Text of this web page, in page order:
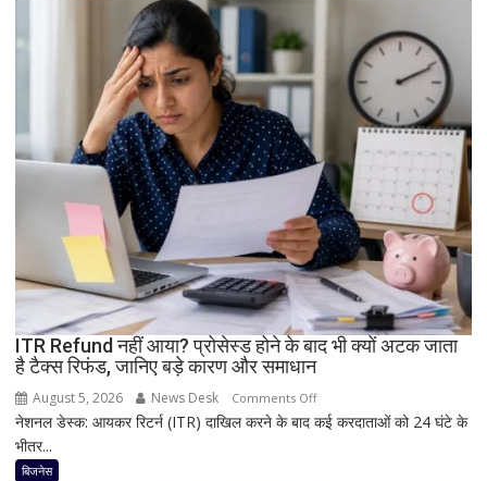
7050mAh
फीचर्स
के
साथ
आज
लॉन्च
होगा
Vivo
S2
ITR Refund नहीं आया? प्रोसेस्ड होने के बाद भी क्यों अटक जाता
है टैक्स रिफंड, जानिए बड़े कारण और समाधान
August 5, 2026 News Desk Comments Offon
ITR
नेशनल डेस्क: आयकर रिटर्न (ITR) दाखिल करने के बाद कई करदाताओं को 24 घंटे के
भीतर...
बिजनेस